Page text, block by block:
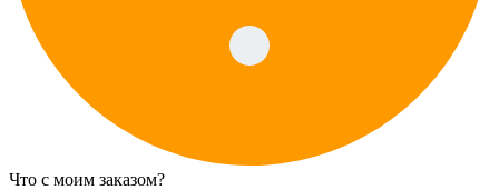
Что с моим заказом?